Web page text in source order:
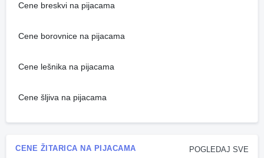
Cene breskvi na pijacama
Cene borovnice na pijacama
Cene lešnika na pijacama
Cene šljiva na pijacama
POGLEDAJ SVE
CENE ŽITARICA NA PIJACAMA